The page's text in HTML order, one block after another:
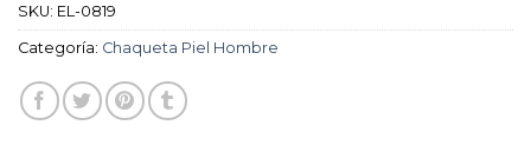
SKU: EL-0819
Categoría: Chaqueta Piel Hombre